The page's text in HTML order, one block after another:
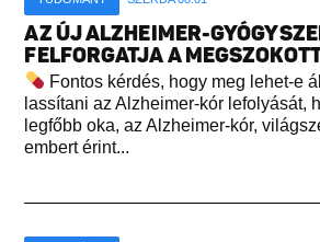
AZ ÚJ ALZHEIMER-
FELFORGATJA A
Fontos kérdés, hogy meg lehet-e
lassítani az Alzheimer-kór lefolyását,
legfőbb oka, az Alzheimer-kór,
embert érint...